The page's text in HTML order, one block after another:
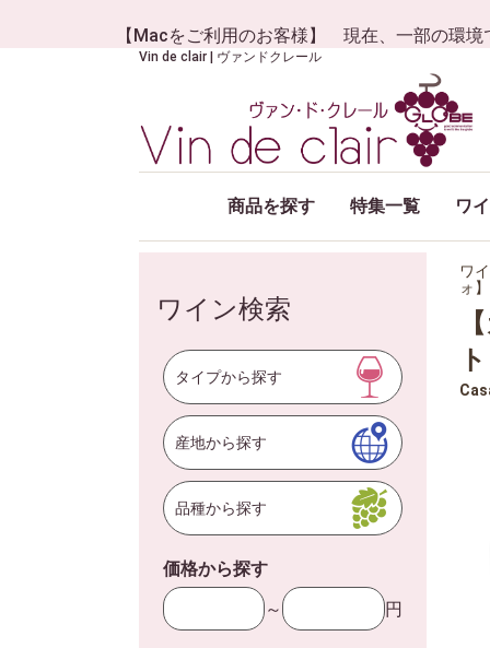
【Macをご利用のお客様】 現在、一部の環境
Vin de clair | ヴァンドクレール
商品を探す 特集一覧 ワ
ワイン検索
タイプから探す
産地から探す
品種から探す
価格から探す
～
円
ワ
ォ
ト